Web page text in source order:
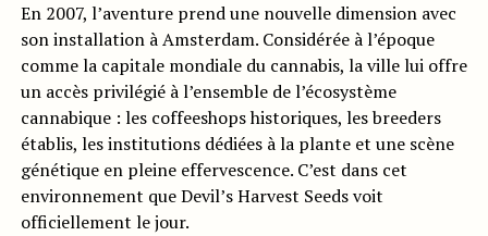
En 2007, l’aventure prend une nouvelle dimension avec
son installation à Amsterdam. Considérée à l’époque
comme la capitale mondiale du cannabis, la ville lui offre
un accès privilégié à l’ensemble de l’écosystème
cannabique : les coffeeshops historiques, les breeders
établis, les institutions dédiées à la plante et une scène
génétique en pleine effervescence. C’est dans cet
environnement que Devil’s Harvest Seeds voit
officiellement le jour.